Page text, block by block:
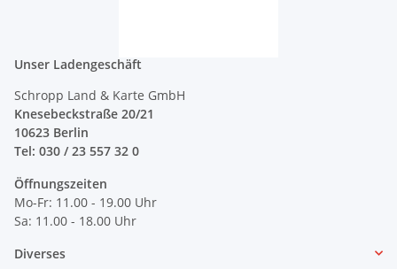
Unser Ladengeschäft
Schropp Land & Karte GmbH
Knesebeckstraße 20/21
10623 Berlin
Tel: 030 / 23 557 32 0
Öffnungszeiten
Mo-Fr: 11.00 - 19.00 Uhr
Sa: 11.00 - 18.00 Uhr
Diverses